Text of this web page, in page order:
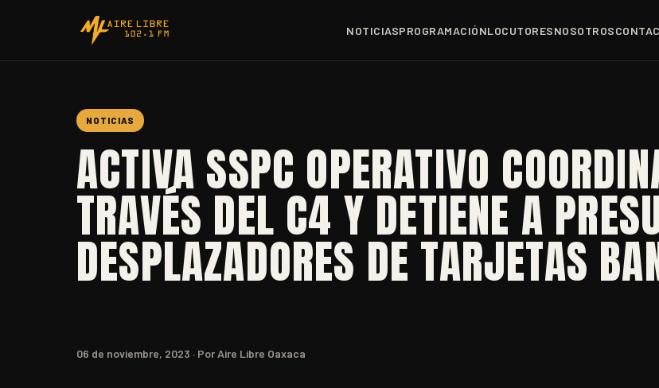
NOTICIASPROGRAMACIÓNLOCUTORESNOSOTROS
NOTICIAS
ACTIVA SSPC OPERATIVO
TRAVÉS DEL C4 Y DETIENE A
DESPLAZADORES DE TARJETAS
06 de noviembre, 2023 · Por Aire Libre Oaxaca